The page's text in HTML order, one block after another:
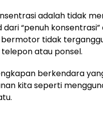
adalah tidak
“penuh konsentrasi”
tidak
atau ponsel.
berkendara
kita seperti